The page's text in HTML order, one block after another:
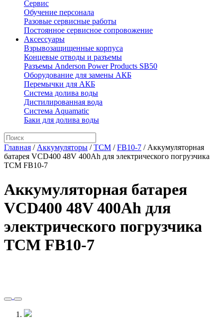
Сервис
Обучение персонала
Разовые сервисные работы
Постоянное сервисное сопровожение
Аксессуары
Взрывозащищенные корпуса
Концевые отводы и разъемы
Разъемы Anderson Power Products SB50
Оборудование для замены АКБ
Перемычки для АКБ
Система долива воды
Дистилированная вода
Система Aquamatic
Баки для долива воды
Главная / Аккумуляторы /TCM /FB10-7 / Аккумуляторная
батарея VCD400 48V 400Ah для электрического погрузчика
TCM FB10-7
Аккумуляторная батарея
VCD400 48V 400Ah для
электрического погрузчика
TCM FB10-7